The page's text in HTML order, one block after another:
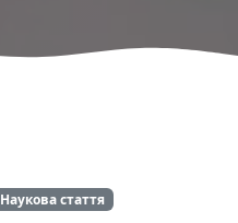
Наукова стаття